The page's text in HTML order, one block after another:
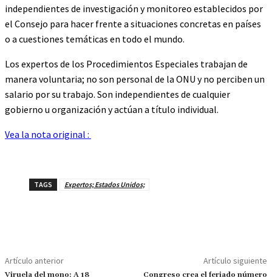
independientes de investigación y monitoreo establecidos por
el Consejo para hacer frente a situaciones concretas en países
o a cuestiones temáticas en todo el mundo.
Los expertos de los Procedimientos Especiales trabajan de
manera voluntaria; no son personal de la ONU y no perciben un
salario por su trabajo. Son independientes de cualquier
gobierno u organización y actúan a título individual.
Vea la nota original :
TAGS Expertos; Estados Unidos;
Artículo anterior
Viruela del mono: A 18
Artículo siguiente
Congreso crea el feriado número